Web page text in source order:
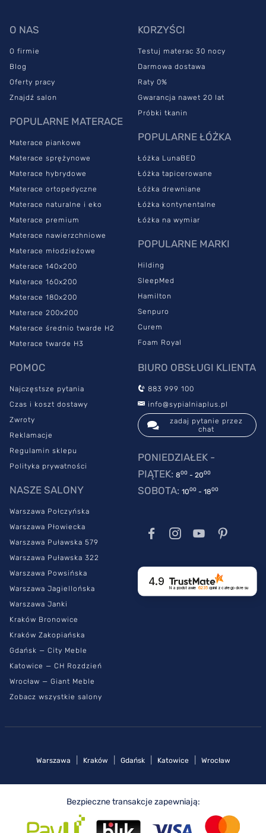
O NAS
O firmie
Blog
Oferty pracy
Znajdź salon
POPULARNE MATERACE
Materace piankowe
Materace sprężynowe
Materace hybrydowe
Materace ortopedyczne
Materace naturalne i eko
Materace premium
Materace nawierzchniowe
Materace młodzieżowe
Materace 140x200
Materace 160x200
Materace 180x200
Materace 200x200
Materace średnio twarde H2
Materace twarde H3
KORZYŚCI
Testuj materac 30 nocy
Darmowa dostawa
Raty 0%
Gwarancja nawet 20 lat
Próbki tkanin
POPULARNE ŁÓŻKA
Łóżka LunaBED
Łóżka tapicerowane
Łóżka drewniane
Łóżka kontynentalne
Łóżka na wymiar
POPULARNE MARKI
Hilding
SleepMed
Hamilton
Senpuro
Curem
Foam Royal
POMOC
Najczęstsze pytania
Czas i koszt dostawy
Zwroty
Reklamacje
Regulamin sklepu
Polityka prywatności
NASZE SALONY
Warszawa Połczyńska
Warszawa Płowiecka
Warszawa Puławska 579
Warszawa Puławska 322
Warszawa Powsińska
Warszawa Jagiellońska
Warszawa Janki
Kraków Bronowice
Kraków Zakopiańska
Gdańsk — City Meble
Katowice — CH Rozdzień
Wrocław — Giant Meble
Zobacz wszystkie salony
BIURO OBSŁUGI KLIENTA
883 999 100
info@sypialniaplus.pl
zadaj pytanie przez
chat
PONIEDZIAŁEK -
PIĄTEK: 800 - 2000
SOBOTA: 1000 - 1800
4.9
Na podstawie 6235opinii z całego okresu
Warszawa Kraków Gdańsk Katowice Wrocław
Bezpieczne transakcje zapewniają: